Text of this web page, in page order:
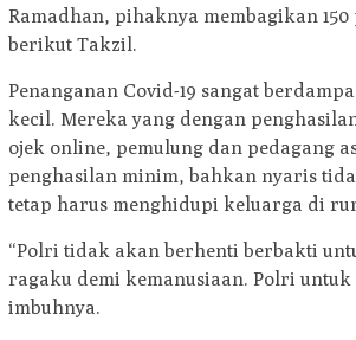
Ramadhan, pihaknya membagikan
berikut Takzil.
Penanganan Covid-19 sangat
kecil. Mereka yang dengan
ojek online, pemulung dan pedagang
penghasilan minim, bahkan nyaris
tetap harus menghidupi keluarga di
“Polri tidak akan berhenti berbakti
ragaku demi kemanusiaan. Polri untuk
imbuhnya.